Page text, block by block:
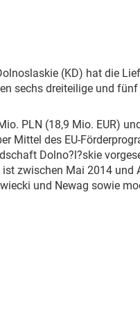
(KD) hat die
sechs dreiteilige und
PLN (18,9 Mio. EUR)
Mittel des EU-
Dolno?l?skie
zwischen Mai 2014 und
und Newag sowie